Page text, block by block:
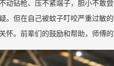
动钻枪、压不紧端子，胆小不敢
。但在自己被蚊子叮咬严重过敏
怀。前辈们的鼓励和帮助，师傅